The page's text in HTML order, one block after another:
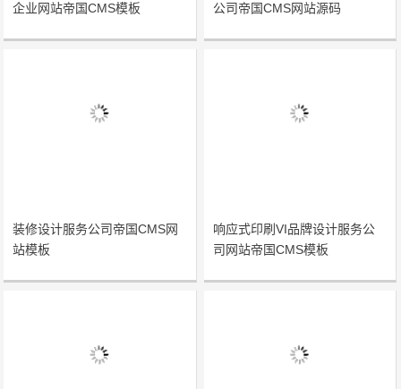
企业网站帝国CMS模板
公司帝国CMS网站源码
装修设计服务公司帝国CMS网
站模板
响应式印刷VI品牌设计服务公
司网站帝国CMS模板